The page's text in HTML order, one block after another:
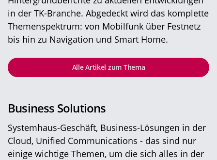
in der TK-Branche. Abgedeckt wird das komplette
Themenspektrum: von Mobilfunk über Festnetz
bis hin zu Navigation und Smart Home.
Alle Artikel zum Thema
Business Solutions
Systemhaus-Geschäft, Business-Lösungen in der
Cloud, Unified Communications - das sind nur
einige wichtige Themen, um die sich alles in der